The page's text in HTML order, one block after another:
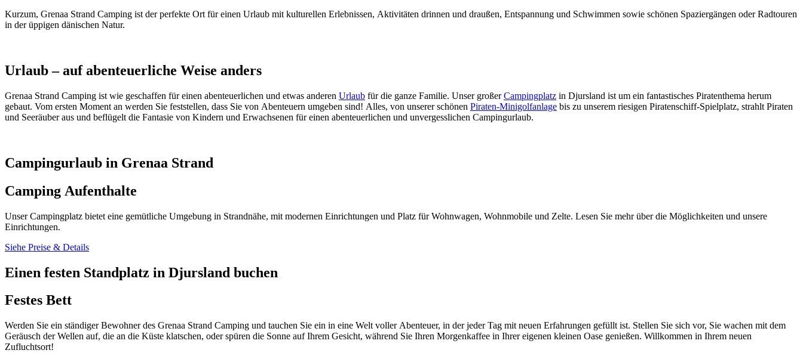
Kurzum, Grenaa Strand Camping ist der perfekte Ort für einen Urlaub mit kulturellen Erlebnissen, Aktivitäten drinnen und draußen, Entspannung und Schwimmen sowie schönen Spaziergängen oder Radtouren
in der üppigen dänischen Natur.
Urlaub – auf abenteuerliche Weise anders
Grenaa Strand Camping ist wie geschaffen für einen abenteuerlichen und etwas anderen Urlaub für die ganze Familie. Unser großerCampingplatz in Djursland ist um ein fantastisches Piratenthema herum
gebaut. Vom ersten Moment an werden Sie feststellen, dass Sie von Abenteuern umgeben sind! Alles, von unserer schönen Piraten-Minigolfanlage bis zu unserem riesigen Piratenschiff-Spielplatz, strahlt Piraten
und Seeräuber aus und beflügelt die Fantasie von Kindern und Erwachsenen für einen abenteuerlichen und unvergesslichen Campingurlaub.
Campingurlaub in Grenaa Strand
Camping Aufenthalte
Unser Campingplatz bietet eine gemütliche Umgebung in Strandnähe, mit modernen Einrichtungen und Platz für Wohnwagen, Wohnmobile und Zelte. Lesen Sie mehr über die Möglichkeiten und unsere
Einrichtungen.
Siehe Preise & Details
Einen festen Standplatz in Djursland buchen
Festes Bett
Werden Sie ein ständiger Bewohner des Grenaa Strand Camping und tauchen Sie ein in eine Welt voller Abenteuer, in der jeder Tag mit neuen Erfahrungen gefüllt ist. Stellen Sie sich vor, Sie wachen mit dem
Geräusch der Wellen auf, die an die Küste klatschen, oder spüren die Sonne auf Ihrem Gesicht, während Sie Ihren Morgenkaffee in Ihrer eigenen kleinen Oase genießen. Willkommen in Ihrem neuen
Zufluchtsort!